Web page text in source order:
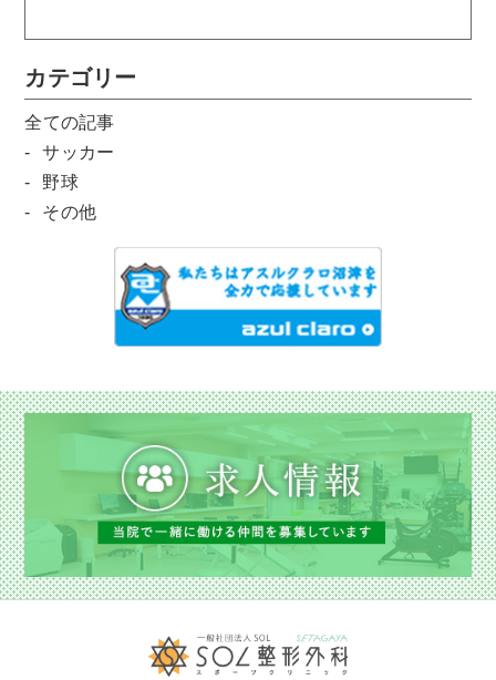
カテゴリー
全ての記事
サッカー
野球
その他